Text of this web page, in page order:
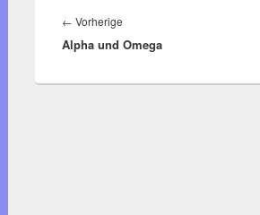
← Vorherige
Beitrag:
Alpha und Omega